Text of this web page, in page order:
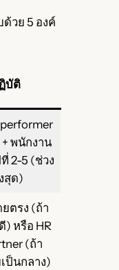
วย 5 องค์
บัติ
+ พนักงาน
2-5 (ช่วง
สุด)
ตรง (ถ้า
หรือ HR
(ถ้า
ป็นกลาง)